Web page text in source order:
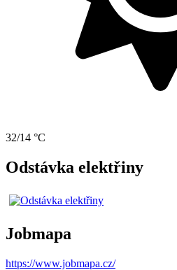
32/14 °C
Odstávka elektřiny
Jobmapa
https://www.jobmapa.cz/